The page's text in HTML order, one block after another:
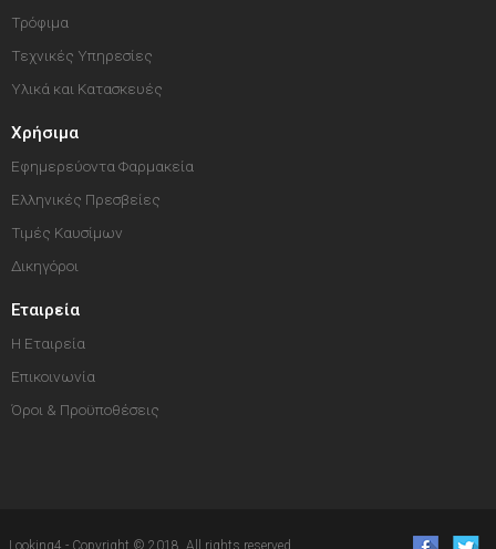
Τρόφιμα
Τεχνικές Υπηρεσίες
Υλικά και Κατασκευές
Χρήσιμα
Εφημερεύοντα Φαρμακεία
Ελληνικές Πρεσβείες
Τιμές Καυσίμων
Δικηγόροι
Εταιρεία
Η Εταιρεία
Επικοινωνία
Όροι & Προϋποθέσεις
Looking4 - Copyright © 2018. All rights reserved.